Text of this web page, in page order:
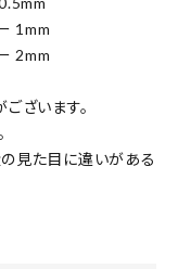
1mm
2mm
ざいます。
見た目に違いがある